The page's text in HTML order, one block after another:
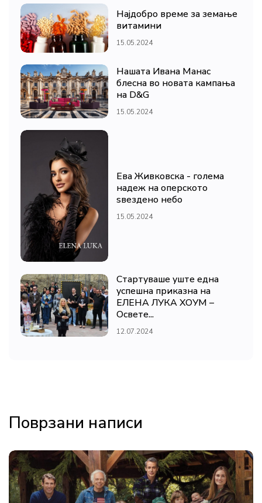
Најдобро време за земање
витамини
15.05.2024
Нашата Ивана Манас
блесна во новата кампања
на D&G
15.05.2024
Ева Живковска - голема
надеж на оперското
ѕвездено небо
15.05.2024
Стартуваше уште една
успешна приказна на
ЕЛЕНА ЛУКА ХОУМ –
Освете...
12.07.2024
Поврзани написи